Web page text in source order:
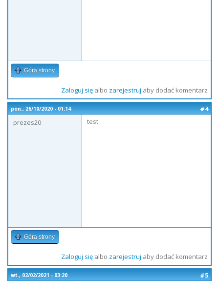
Góra strony
Zaloguj sięalbo zarejestruj aby dodać komentarz
pon., 26/10/2020 - 01:14
#4
prezes20
test
Góra strony
Zaloguj sięalbo zarejestruj aby dodać komentarz
wt., 02/02/2021 - 03:20
#5